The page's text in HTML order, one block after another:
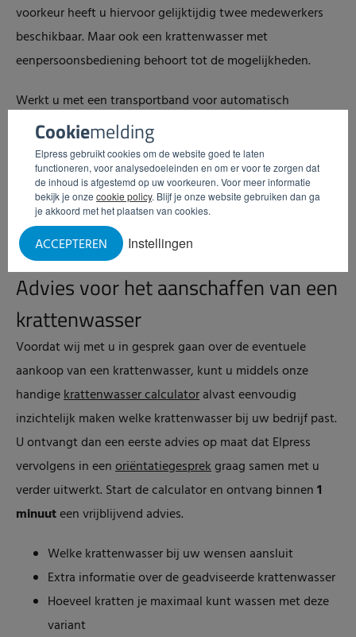
Cookiemelding
Elpress gebruikt cookies om de website goed te laten
functioneren, voor analysedoeleinden en om er voor te zorgen dat
de inhoud is afgestemd op uw voorkeuren. Voor meer informatie
bekijk je onze cookie policy. Blijf je onze website gebruiken dan ga
je akkoord met het plaatsen van cookies.
Instellingen
ACCEPTEREN
voorkeur heeft u hiervoor gelijktijdig twee medewerkers
beschikbaar. Maar ook een krattenwasser met
eenpersoonsbediening behoort tot de mogelijkheden.
Werkt u met een transportband voor automatisch
transport van de kratten? Dan heeft u weinig tot geen
mankracht nodig voor het bedienen van de wasser. Of een
transportband voor u een interessante investering is, is
afhankelijk van de hoeveelheid kratten die u wilt wassen
en in welke mate u een beroep kunt doen op uw
medewerkers om de wasser te bedienen.
Advies voor het aanschaffen van een
krattenwasser
Voordat wij met u in gesprek gaan over de eventuele
aankoop van een krattenwasser, kunt u middels onze
handigekrattenwasser calculatoralvast eenvoudig
inzichtelijk maken welke krattenwasser bij uw bedrijf past.
U ontvangt dan een eerste advies op maat dat Elpress
vervolgens in eenoriëntatiegesprekgraag samen met u
verder uitwerkt. Start de calculator en ontvang binnen1
minuuteen vrijblijvend advies.
Welke krattenwasser bij uw wensen aansluit
Extra informatie over de geadviseerde krattenwasser
Hoeveel kratten je maximaal kunt wassen met deze
variant